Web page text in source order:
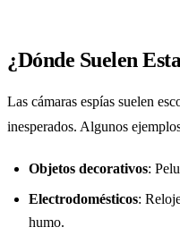
¿Dónde Suelen
Las cámaras espías suelen
inesperados. Algunos
Objetos decorativos:
Electrodomésticos:
humo.